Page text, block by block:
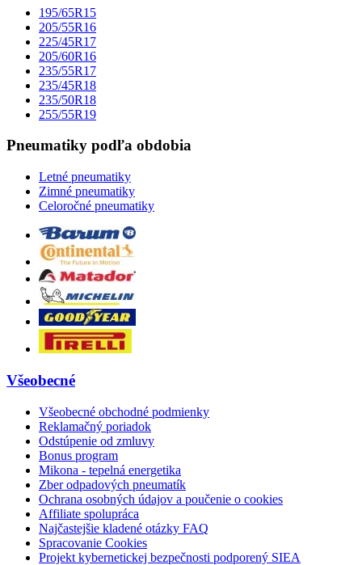
195/65R15
205/55R16
225/45R17
205/60R16
235/55R17
235/45R18
235/50R18
255/55R19
Pneumatiky podľa obdobia
Letné pneumatiky
Zimné pneumatiky
Celoročné pneumatiky
Všeobecné
Všeobecné obchodné podmienky
Reklamačný poriadok
Odstúpenie od zmluvy
Bonus program
Mikona - tepelná energetika
Zber odpadových pneumatík
Ochrana osobných údajov a poučenie o cookies
Affiliate spolupráca
Najčastejšie kladené otázky FAQ
Spracovanie Cookies
Projekt kybernetickej bezpečnosti podporený SIEA